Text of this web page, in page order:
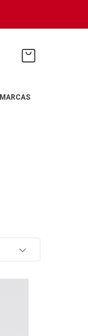
MARCAS